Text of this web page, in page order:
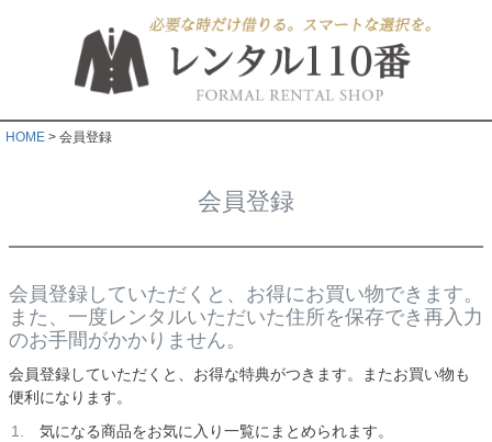
HOME 会員登録
会員登録
会員登録していただくと、お得にお買い物できます。
また、一度レンタルいただいた住所を保存でき再入力
のお手間がかかりません。
会員登録していただくと、お得な特典がつきます。またお買い物も
便利になります。
気になる商品をお気に入り一覧にまとめられます。